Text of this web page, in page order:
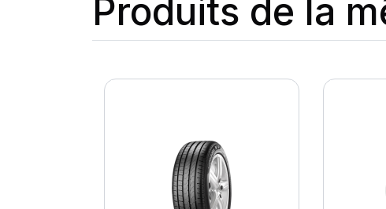
Produits de la